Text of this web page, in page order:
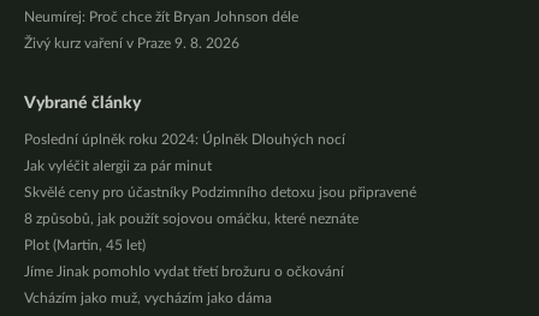
Neumírej: Proč chce žít Bryan Johnson déle
Živý kurz vaření v Praze 9. 8. 2026
Vybrané články
Poslední úplněk roku 2024: Úplněk Dlouhých nocí
Jak vyléčit alergii za pár minut
Skvělé ceny pro účastníky Podzimního detoxu jsou připravené
8 způsobů, jak použít sojovou omáčku, které neznáte
Plot (Martin, 45 let)
Jíme Jinak pomohlo vydat třetí brožuru o očkování
Vcházím jako muž, vycházím jako dáma